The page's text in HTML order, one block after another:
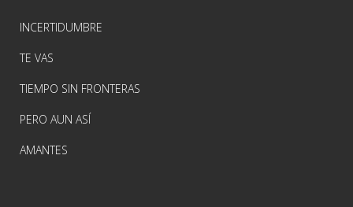
INCERTIDUMBRE
TE VAS
TIEMPO SIN FRONTERAS
PERO AUN ASÍ
AMANTES